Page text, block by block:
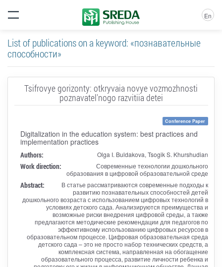
En
List of publications on a keyword: «познавательные
способности»
Tsifrovye gorizonty: otkryvaia novye vozmozhnosti
poznavatel'nogo razvitiia detei
Conference Paper
Digitalization in the education system: best practices and
implementation practices
Authors: Olga I. Buldakova, Tsogik S. Khurshudian
Work direction:
Современные технологии дошкольного
образования в цифровой образовательной среде
Abstract:
В статье рассматриваются современные подходы к
развитию познавательных способностей детей
дошкольного возраста с использованием цифровых технологий в
условиях детского сада. Анализируются преимущества и
возможные риски внедрения цифровой среды, а также
предлагаются методические рекомендации для педагогов по
эффективному использованию цифровых ресурсов в
образовательном процессе. Цифровая образовательная среда
детского сада – это не просто набор технических средств, а
комплексная система, направленная на обогащение
образовательного процесса, развитие личности ребенка и